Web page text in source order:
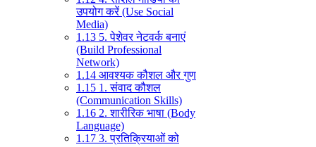
उपयोग करें (Use Social
Media)
1.13 5. पेशेवर नेटवर्क बनाएं
(Build Professional
Network)
1.14 आवश्यक कौशल और गुण
1.15 1. संवाद कौशल
(Communication Skills)
1.16 2. शारीरिक भाषा (Body
Language)
1.17 3. प्रतिक्रियाओं को